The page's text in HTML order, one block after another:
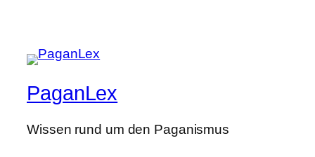
PaganLex
Wissen rund um den Paganismus